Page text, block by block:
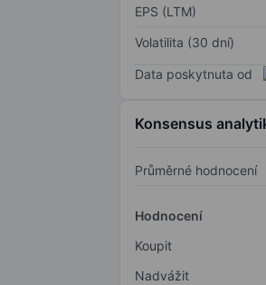
EPS (LTM)
Volatilita (30 dní)
Data poskytnuta od
Konsensus
Průměrné hodnocení
Hodnocení
Koupit
Nadvážit